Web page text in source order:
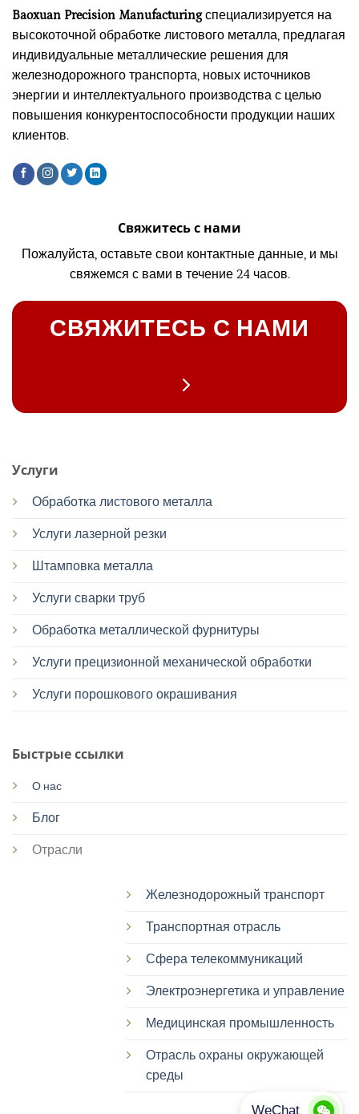
Baoxuan Precision Manufacturingспециализируется на
высокоточной обработке листового металла, предлагая
индивидуальные металлические решения для
железнодорожного транспорта, новых источников
энергии и интеллектуального производства с целью
повышения конкурентоспособности продукции наших
клиентов.
Услуги
Обработка листового металла
Услуги лазерной резки
Штамповка металла
Услуги сварки труб
Обработка металлической фурнитуры
Услуги прецизионной механической обработки
Услуги порошкового окрашивания
Быстрые ссылки
О нас
Блог
Отрасли
Железнодорожный транспорт
Транспортная отрасль
Сфера телекоммуникаций
Электроэнергетика и управление
Медицинская промышленность
Отрасль охраны окружающей
среды
Свяжитесь с нами
Пожалуйста, оставьте свои контактные данные, и мы
свяжемся с вами в течение 24 часов.
СВЯЖИТЕСЬ С НАМИ